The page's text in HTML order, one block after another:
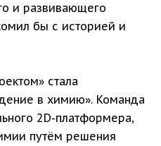
и развивающего
бы с историей и
стала
в химию». Команда
2D-платформера,
путём решения